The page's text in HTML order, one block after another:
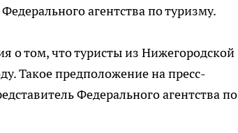
агентства по туризму.
о том, что туристы из Нижегородской
Такое предположение на пресс-
Федерального агентства по